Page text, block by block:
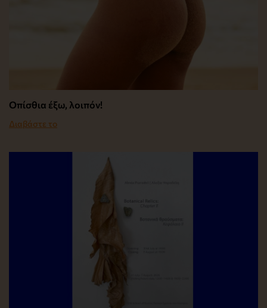
Οπίσθια έξω, λοιπόν!
Διαβάστε το